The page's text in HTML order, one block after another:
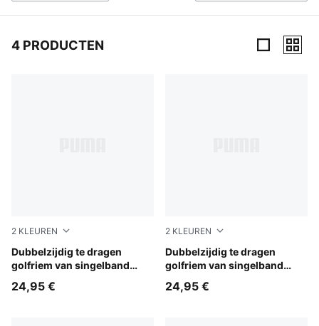
4 PRODUCTEN
2 KLEUREN
Dubbelzijdig te dragen
golfriem van singelband
Bright White
24,95 €
2 KLEUREN
Dubbelzijdig te dragen
golfriem van singelband
Puma Black
24,95 €